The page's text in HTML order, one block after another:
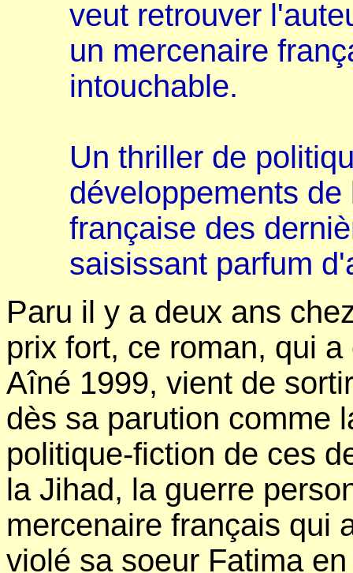
veut retrouver
un mercenaire
intouchable.
Un thriller de
développements
française des
saisissant parfum
Paru il y a deux ans
prix fort, ce roman, qui
Aîné 1999, vient de
dès sa parution comme
politique-fiction de ces
la Jihad, la guerre
mercenaire français qui
violé sa soeur Fatima